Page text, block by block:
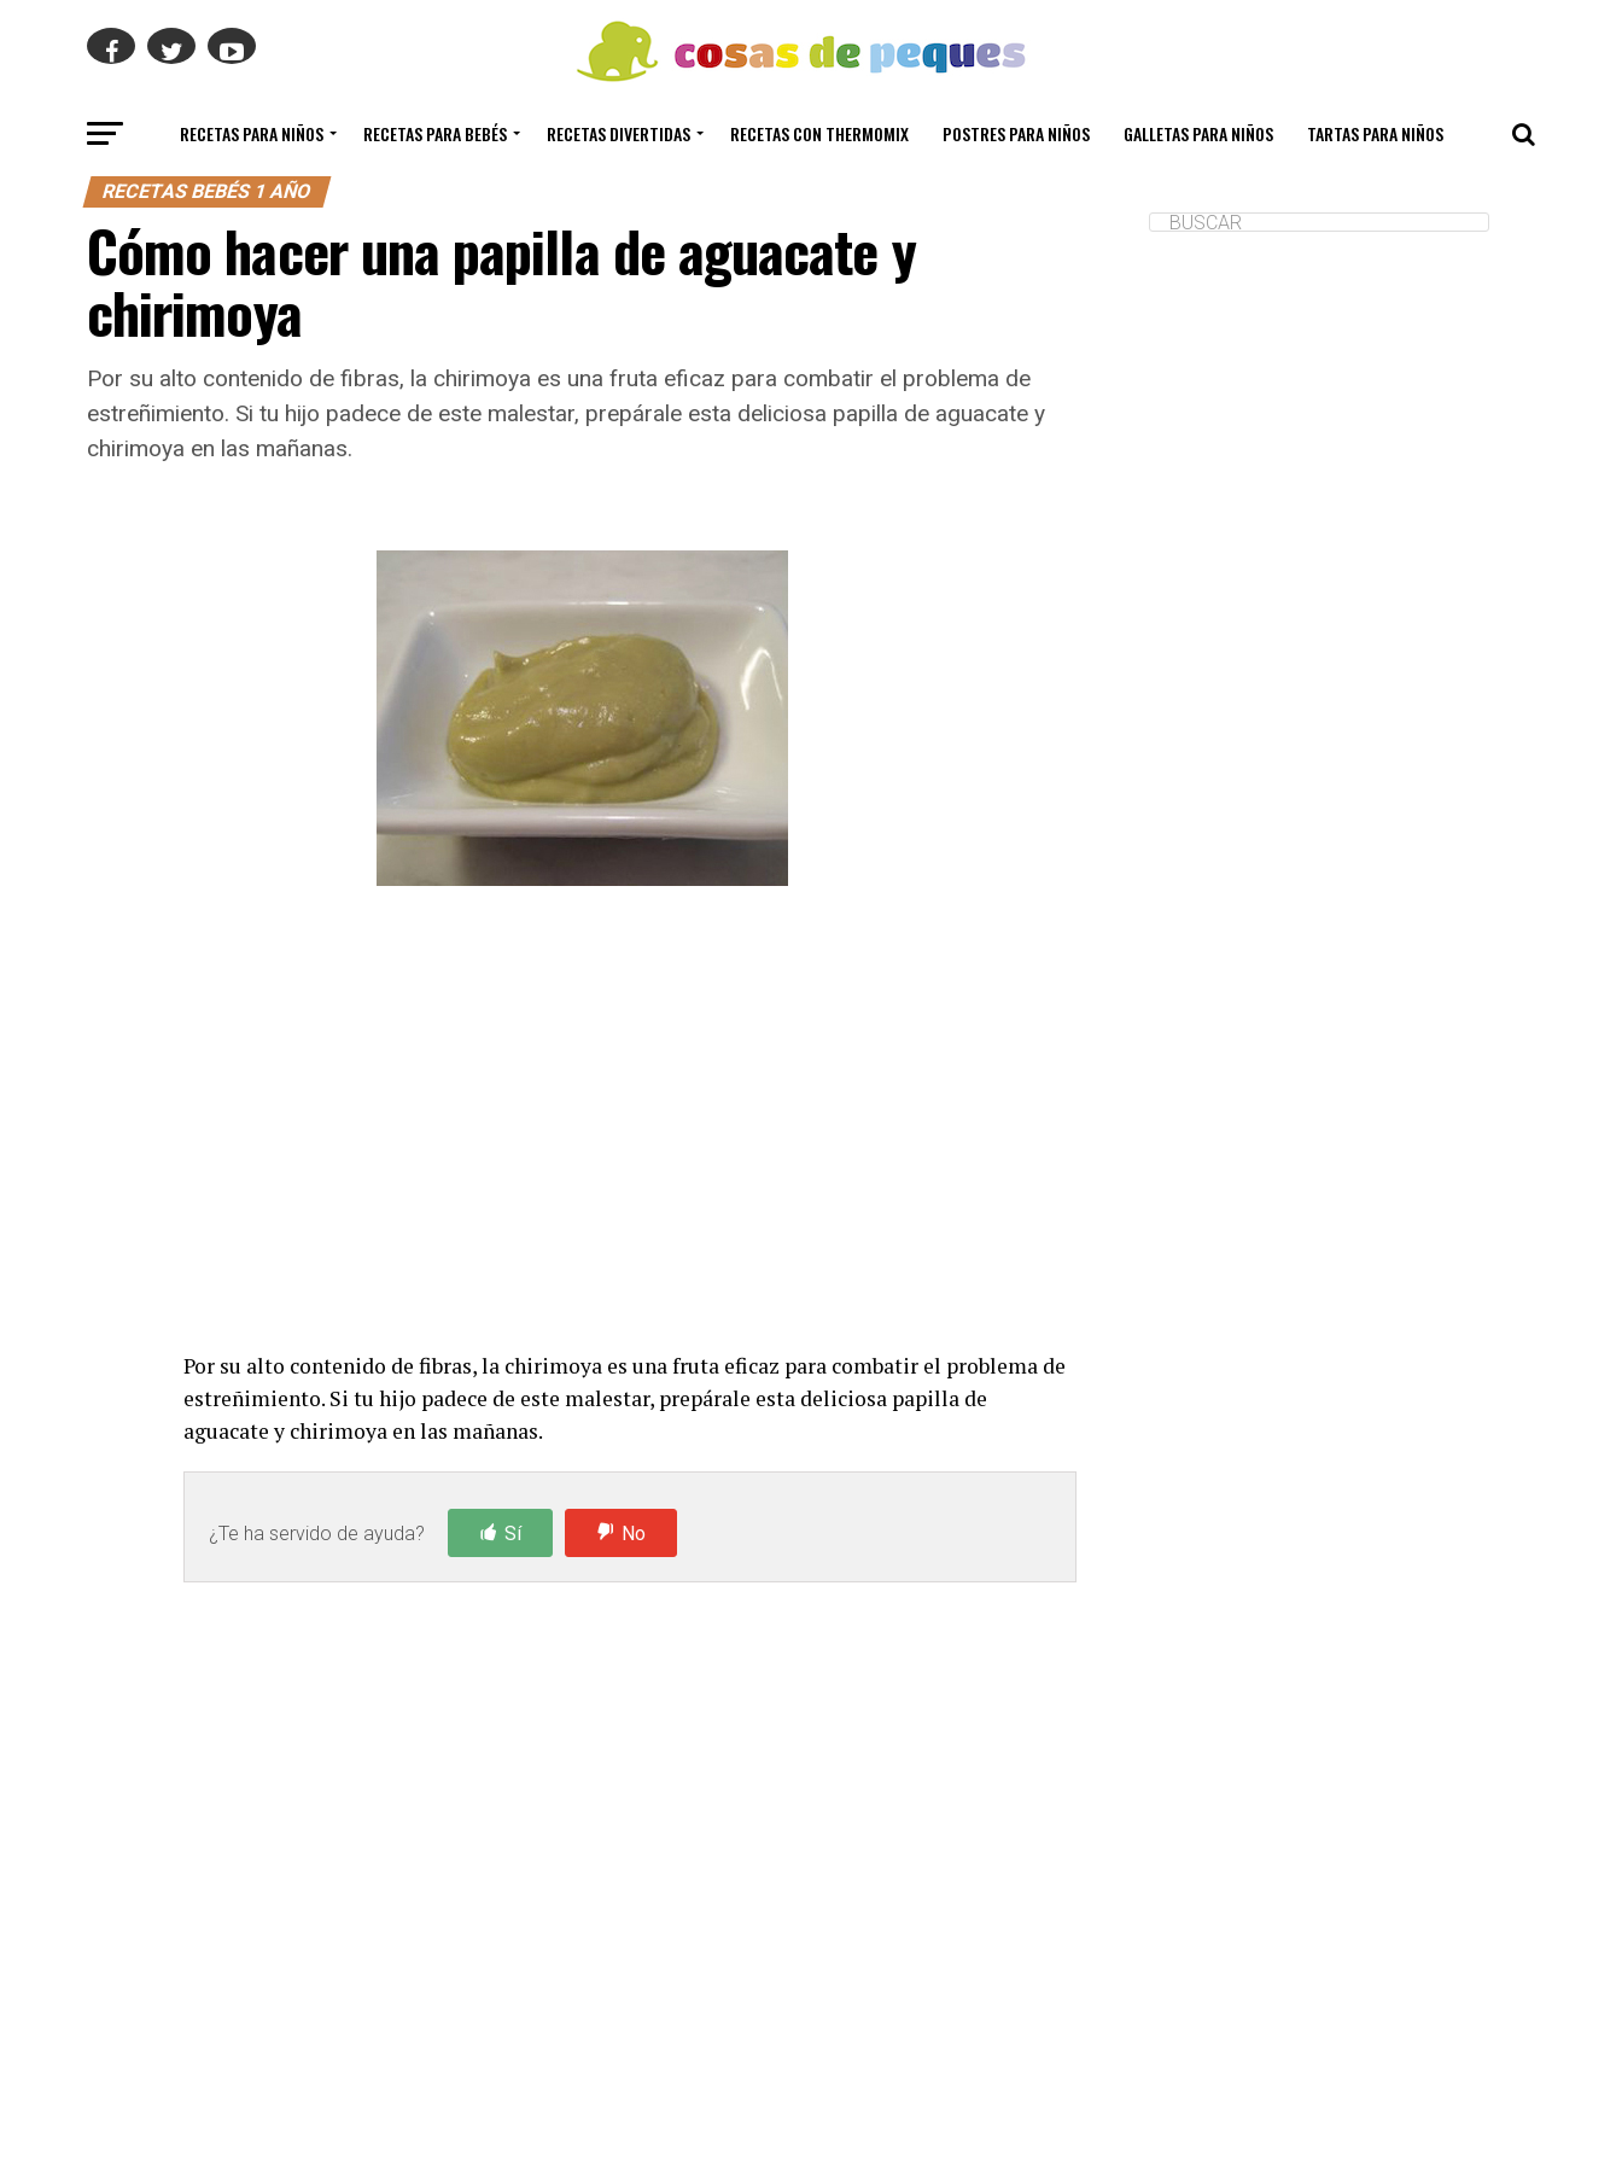
RECETAS PARA NIÑOS RECETAS PARA BEBÉS RECETAS DIVERTIDAS RECETAS CON THERMOMIX POSTRES PARA NIÑOS GALLETAS PARA NIÑOS TARTAS PARA NIÑOS
RECETAS BEBÉS 1 AÑO
Cómo hacer una papilla de aguacate y
chirimoya
Por su alto contenido de fibras, la chirimoya es una fruta eficaz para combatir el problema de
estreñimiento. Si tu hijo padece de este malestar, prepárale esta deliciosa papilla de aguacate y
chirimoya en las mañanas.
Por su alto contenido de fibras, la chirimoya es una fruta eficaz para combatir el problema de
estreñimiento. Si tu hijo padece de este malestar, prepárale esta deliciosa papilla de
aguacate y chirimoya en las mañanas.
¿Te ha servido de ayuda? Sí No